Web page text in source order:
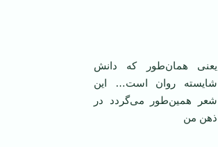
یعنی همان‌طور که دانش
شایسته روان است… این
شعر همین‌طور می‌گردد در
ذهن من